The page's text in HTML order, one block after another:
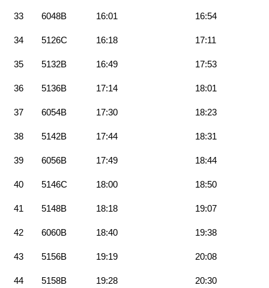
33 6048B 16:01 16:54
34 5126C 16:18 17:11
35 5132B 16:49 17:53
36 5136B 17:14 18:01
37 6054B 17:30 18:23
38 5142B 17:44 18:31
39 6056B 17:49 18:44
40 5146C 18:00 18:50
41 5148B 18:18 19:07
42 6060B 18:40 19:38
43 5156B 19:19 20:08
44 5158B 19:28 20:30